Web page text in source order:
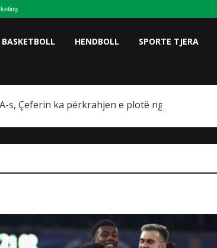
BASKETBOLL HENDBOLL SPORTE TJERA
s, Çeferin ka përkrahjen e plotë nga Omeragiç